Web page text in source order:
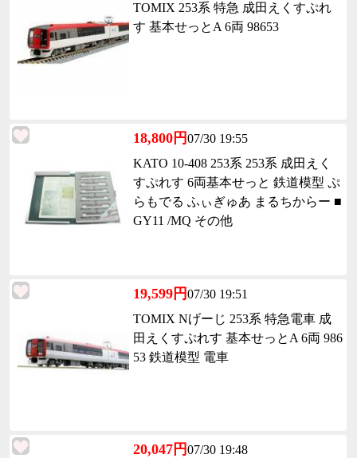
TOMIX 253系 特急 成田えくすぷれ
す 基本せっとA 6両 98653
18,800円07/30 19:55
KATO 10-408 253系 253系 成田えく
すぷれす 6両基本せっと 鉄道模型 ぷ
らもでる ふぃぎゅあ まるちからー ■
GY11 /MQ その他
19,599円07/30 19:51
TOMIX Nげーじ 253系 特急電車 成
田えくすぷれす 基本せっとA 6両 986
53 鉄道模型 電車
20,047円07/30 19:48